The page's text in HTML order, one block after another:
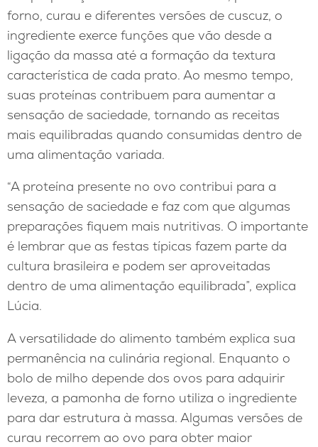
forno, curau e diferentes versões de cuscuz, o
ingrediente exerce funções que vão desde a
ligação da massa até a formação da textura
característica de cada prato. Ao mesmo tempo,
suas proteínas contribuem para aumentar a
sensação de saciedade, tornando as receitas
mais equilibradas quando consumidas dentro de
uma alimentação variada.
“A proteína presente no ovo contribui para a
sensação de saciedade e faz com que algumas
preparações fiquem mais nutritivas. O importante
é lembrar que as festas típicas fazem parte da
cultura brasileira e podem ser aproveitadas
dentro de uma alimentação equilibrada”, explica
Lúcia.
A versatilidade do alimento também explica sua
permanência na culinária regional. Enquanto o
bolo de milho depende dos ovos para adquirir
leveza, a pamonha de forno utiliza o ingrediente
para dar estrutura à massa. Algumas versões de
curau recorrem ao ovo para obter maior